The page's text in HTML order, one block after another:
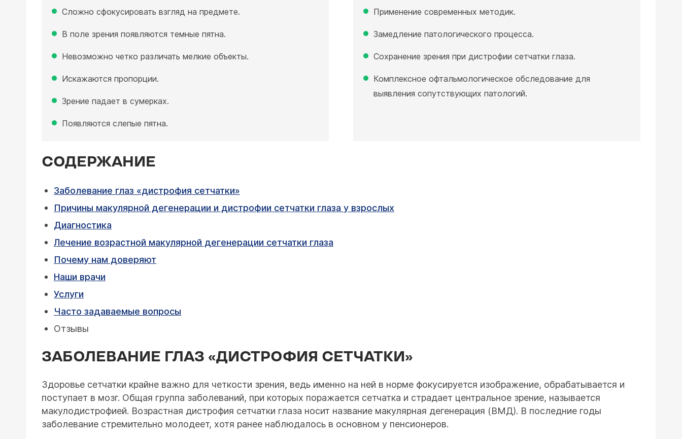
Сложно сфокусировать взгляд на предмете.
В поле зрения появляются темные пятна.
Невозможно четко различать мелкие объекты.
Искажаются пропорции.
Зрение падает в сумерках.
Появляются слепые пятна.
Применение современных методик.
Замедление патологического процесса.
Сохранение зрения при дистрофии сетчатки глаза.
Комплексное офтальмологическое обследование для
выявления сопутствующих патологий.
СОДЕРЖАНИЕ
Заболевание глаз «дистрофия сетчатки»
Причины макулярной дегенерации и дистрофии сетчатки глаза у взрослых
Диагностика
Лечение возрастной макулярной дегенерации сетчатки глаза
Почему нам доверяют
Наши врачи
Услуги
Часто задаваемые вопросы
Отзывы
ЗАБОЛЕВАНИЕ ГЛАЗ «ДИСТРОФИЯ СЕТЧАТКИ»
Здоровье сетчатки крайне важно для четкости зрения, ведь именно на ней в норме фокусируется изображение, обрабатывается и
поступает в мозг. Общая группа заболеваний, при которых поражается сетчатка и страдает центральное зрение, называется
макулодистрофией. Возрастная дистрофия сетчатки глаза носит название макулярная дегенерация (ВМД). В последние годы
заболевание стремительно молодеет, хотя ранее наблюдалось в основном у пенсионеров.